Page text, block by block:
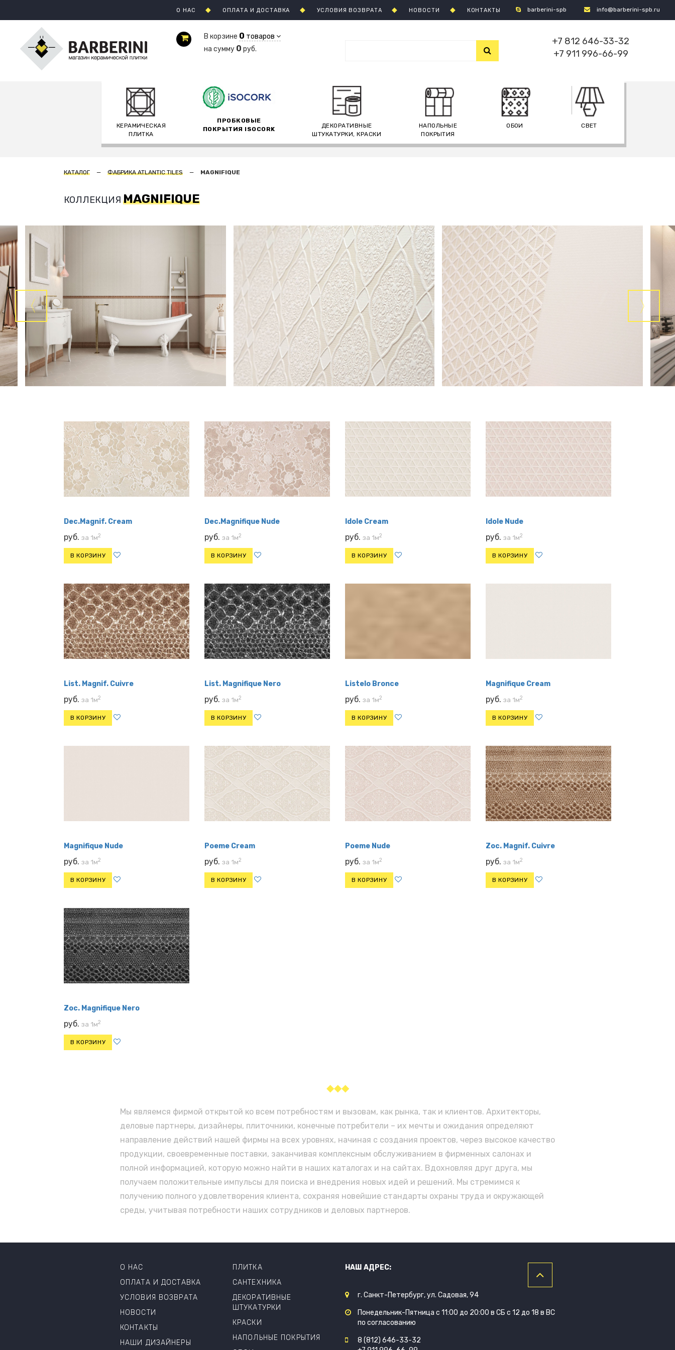
О НАС ОПЛАТА И ДОСТАВКА УСЛОВИЯ ВОЗВРАТА НОВОСТИ КОНТАКТЫ info@barberini-spb.ru
barberini-spb
В корзине 0 товаров
на сумму 0 руб.
+7 812 646-33-32
+7 911 996-66-99
КЕРАМИЧЕСКАЯ
ПЛИТКА
ПРОБКОВЫЕ
ПОКРЫТИЯ ISOCORK
ДЕКОРАТИВНЫЕ
ШТУКАТУРКИ, КРАСКИ
НАПОЛЬНЫЕ
ПОКРЫТИЯ
ОБОИ СВЕТ
КАТАЛОГ ФАБРИКА ATLANTIC TILES MAGNIFIQUE
КОЛЛЕКЦИЯ MAGNIFIQUE
Dec.Magnif. Cream
руб. за 1м2
В КОРЗИНУ
Dec.Magnifique Nude
руб. за 1м2
В КОРЗИНУ
Idole Cream
руб. за 1м2
В КОРЗИНУ
Idole Nude
руб. за 1м2
В КОРЗИНУ
List. Magnif. Cuivre
руб. за 1м2
В КОРЗИНУ
List. Magnifique Nero
руб. за 1м2
В КОРЗИНУ
Listelo Bronce
руб. за 1м2
В КОРЗИНУ
Magnifique Cream
руб. за 1м2
В КОРЗИНУ
Magnifique Nude
руб. за 1м2
В КОРЗИНУ
Poeme Cream
руб. за 1м2
В КОРЗИНУ
Poeme Nude
руб. за 1м2
В КОРЗИНУ
Zoc. Magnif. Cuivre
руб. за 1м2
В КОРЗИНУ
Zoc. Magnifique Nero
руб. за 1м2
В КОРЗИНУ
◆◆◆
Мы являемся фирмой открытой ко всем потребностям и вызовам, как рынка, так и клиентов. Архитекторы,
деловые партнеры, дизайнеры, плиточники, конечные потребители – их мечты и ожидания определяют
направление действий нашей фирмы на всех уровнях, начиная с создания проектов, через высокое качество
продукции, своевременные поставки, заканчивая комплексным обслуживанием в фирменных салонах и
полной информацией, которую можно найти в наших каталогах и на сайтах. Вдохновляя друг друга, мы
получаем положительные импульсы для поиска и внедрения новых идей и решений. Мы стремимся к
получению полного удовлетворения клиента, сохраняя новейшие стандарты охраны труда и окружающей
среды, учитывая потребности наших сотрудников и деловых партнеров.
О НАС
ОПЛАТА И ДОСТАВКА
УСЛОВИЯ ВОЗВРАТА
НОВОСТИ
КОНТАКТЫ
НАШИ ДИЗАЙНЕРЫ
ПЛИТКА
САНТЕХНИКА
ДЕКОРАТИВНЫЕ
ШТУКАТУРКИ
КРАСКИ
НАПОЛЬНЫЕ ПОКРЫТИЯ
НАШ АДРЕС:
г. Санкт-Петербург, ул. Садовая, 94
Понедельник-Пятница с 11:00 до 20:00 в СБ с 12 до 18 в ВС
по согласованию
8 (812) 646-33-32